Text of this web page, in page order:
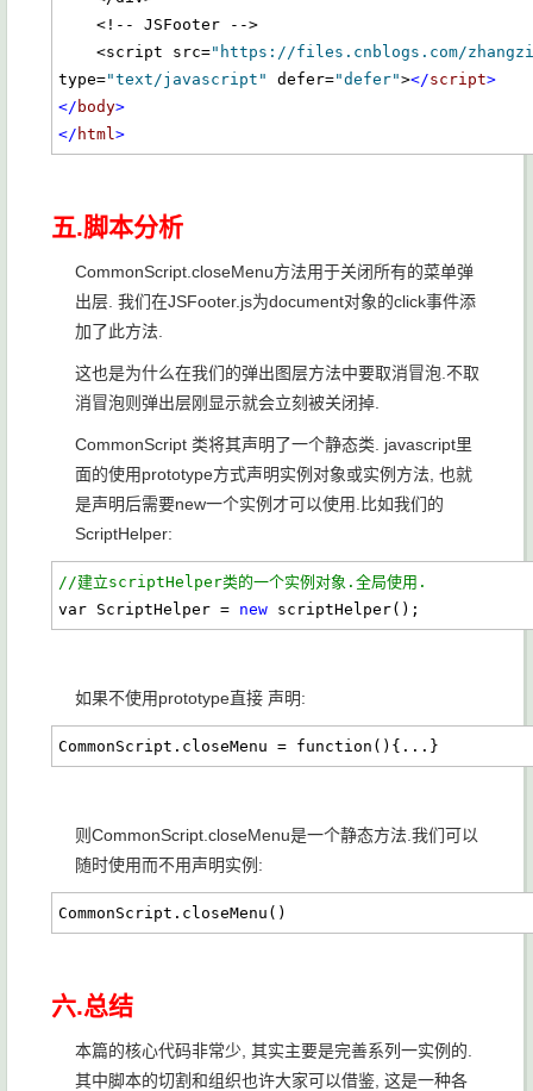
    <script src=
"https://files.cnblogs.com/
type="text/javascript" defer="defer"></script>
</ body>
</ html>
五.脚本分析
CommonScript.closeMenu方法用于关闭所有的菜单弹
出层. 我们在JSFooter.js为document对象的click事件添
加了此方法.
这也是为什么在我们的弹出图层方法中要取消冒泡.不取
消冒泡则弹出层刚显示就会立刻被关闭掉.
CommonScript 类将其声明了一个静态类. javascript里
面的使用prototype方式声明实例对象或实例方法, 也就
是声明后需要new一个实例才可以使用.比如我们的
ScriptHelper:
//建立scriptHelper类的一个实例对象.全局使用.
var ScriptHelper = new scriptHelper();
如果不使用prototype直接 声明:
CommonScript.closeMenu = function(){...}
则CommonScript.closeMenu是一个静态方法.我们可以
随时使用而不用声明实例:
CommonScript.closeMenu()
六.总结
本篇的核心代码非常少, 其实主要是完善系列一实例的.
其中脚本的切割和组织也许大家可以借鉴, 这是一种各